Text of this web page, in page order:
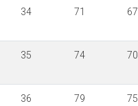
34 71 67
35 74 70
36 79 75